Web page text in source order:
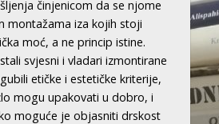
činjenicom da se njome
montažama iza kojih stoji
moć, a ne princip istine.
svjesni i vladari izmontirane
etičke i estetičke kriterije,
mogu upakovati u dobro, i
moguće je objasniti drskost